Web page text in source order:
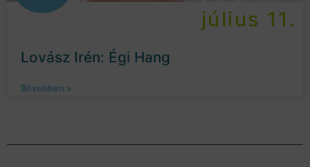
július 11.
Lovász Irén: Égi Hang
Bővebben »